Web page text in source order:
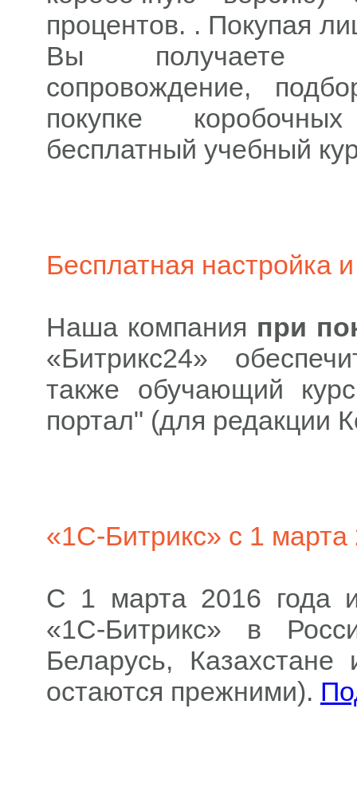
процентов. . Покупая
Вы получаете
сопровождение,
покупке
бесплатный учебный
Бесплатная настройка
Наша компания при
«Битрикс24»
также обучающий
портал" (для редакции
«1С-Битрикс» с 1
С 1 марта 2016 года
«1С-Битрикс» в
Беларусь,
остаются прежними).